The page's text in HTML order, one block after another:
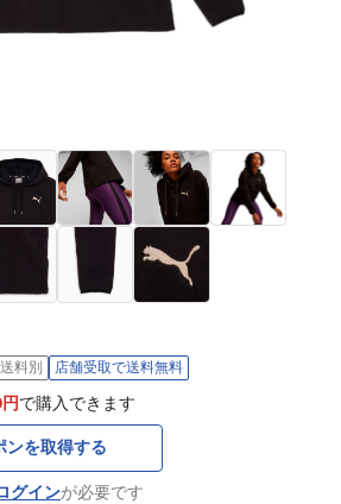
送料別 店舗受取で送料無料
円で購入できます
ンを取得する
グインが必要です